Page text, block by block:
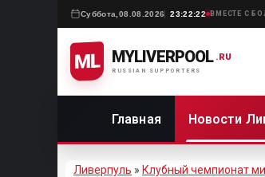
Суббота, 08.08.2026 23:22:22 ВМЕСТЕ С
ML MYLIVERPOOL
RUSSIAN SUPPORTERS
.RU
Главная Новости
Ливерпуль » Клубный чемпионат